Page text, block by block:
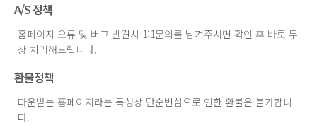
A/S 정책
홈페이지 오류 및 버그 발견시 1:1문의를 남겨주시면 확인 후 바로 무
상 처리해드립니다.
환불정책
다운받는 홈페이지라는 특성상 단순변심으로 인한 환불은 불가합니
다.